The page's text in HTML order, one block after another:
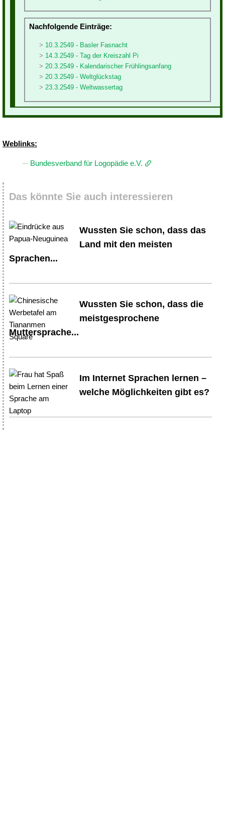
Nachfolgende Einträge:
10.3.2549 - Basler Fasnacht
14.3.2549 - Tag der Kreiszahl Pi
20.3.2549 - Kalendarischer Frühlingsanfang
20.3.2549 - Weltglückstag
23.3.2549 - Weltwassertag
Weblinks:
Bundesverband für Logopädie e.V.
Das könnte Sie auch interessieren
Wussten Sie schon, dass das
Land mit den meisten
Sprachen...
Wussten Sie schon, dass die
meistgesprochene
Muttersprache...
Im Internet Sprachen lernen –
welche Möglichkeiten gibt es?